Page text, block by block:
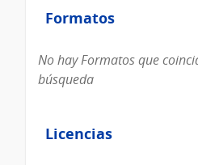
Formatos
Formatos
No hay Formatos que
búsqueda
Licencias
Licencias